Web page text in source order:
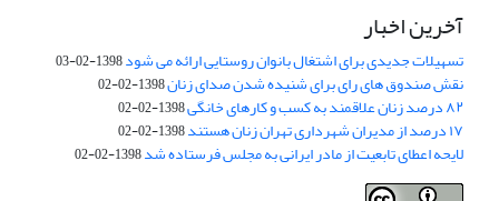
آخرین اخبار
تسهیلات جدیدی برای اشتغال بانوان روستایی ارائه می شود1398-02-03
نقش صندوق های رای برای شنیده شدن صدای زنان1398-02-02
۸۲ درصد زنان علاقمند به کسب و کارهای خانگی 1398-02-02
۱۷ درصد از مدیران شهرداری تهران زنان هستند 1398-02-02
لایحه اعطای تابعیت از مادر ایرانی به مجلس فرستاده شد1398-02-02